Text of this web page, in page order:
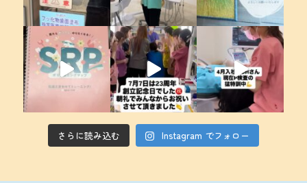
さらに読み込む Instagram でフォロー